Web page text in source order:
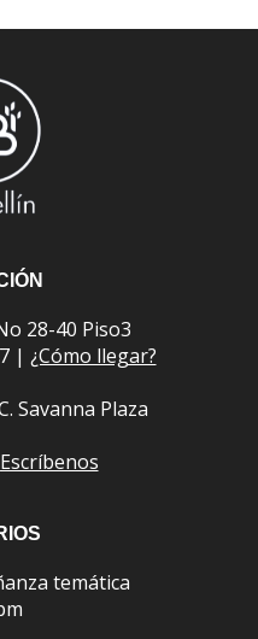
28-40 Piso3
| ¿Cómo llegar?
Savanna Plaza
Escríbenos
temática